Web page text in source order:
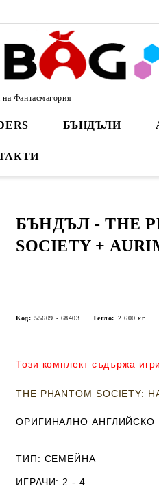
Фантасмагория
БЪНДЪЛИ
БЪНДЪЛ - THE
SOCIETY +
Код: 55609 - 68403 Тегло: 2.600 кг
Този комплект съдържа
THE PHANTOM
ОРИГИНАЛНО АНГЛИЙСКО
ТИП: СЕМЕЙНА
ИГРАЧИ: 2 - 4